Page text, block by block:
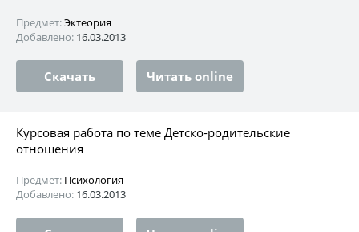
Предмет:Эктеория
Добавлено: 16.03.2013
Скачать Читать online
Курсовая работа по теме Детско-родительские
отношения
Предмет: Психология
Добавлено: 16.03.2013